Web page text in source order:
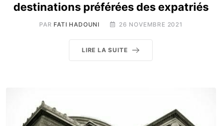
destinations préférées des expatriés
PAR FATI HADOUNI 26 NOVEMBRE 2021
LIRE LA SUITE